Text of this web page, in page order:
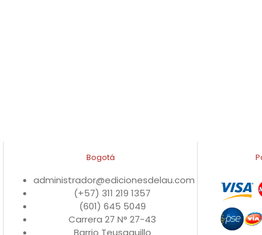
Bogotá
administrador@edicionesdelau.com
(+57) 311 219 1357
(601) 645 5049
Carrera 27 N° 27-43
Barrio Teusaquillo